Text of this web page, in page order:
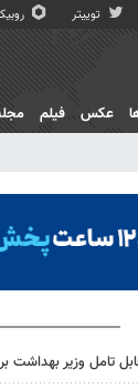
توییتر
عکس فیلم
تامل وزیر بهداشت